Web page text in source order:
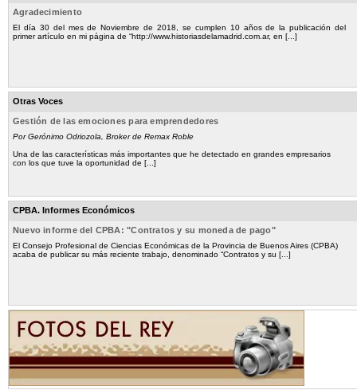
Agradecimiento
El día 30 del mes de Noviembre de 2018, se cumplen 10 años de la publicación del
primer artículo en mi página de “http://www.historiasdelamadrid.com.ar, en [...]
Otras Voces
Gestión de las emociones para emprendedores
Por Gerónimo Odriozola, Broker de Remax Roble
Una de las características más importantes que he detectado en grandes empresarios
con los que tuve la oportunidad de [...]
CPBA. Informes Económicos
Nuevo informe del CPBA: "Contratos y su moneda de pago"
El Consejo Profesional de Ciencias Económicas de la Provincia de Buenos Aires (CPBA)
acaba de publicar su más reciente trabajo, denominado “Contratos y su [...]